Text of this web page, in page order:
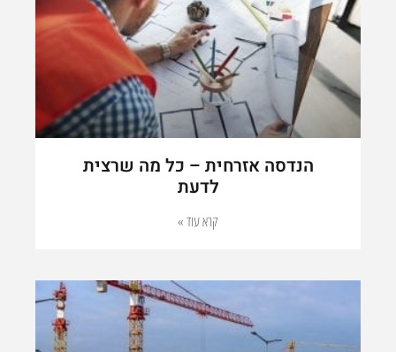
הנדסה אזרחית – כל מה שרצית
לדעת
קרא עוד »